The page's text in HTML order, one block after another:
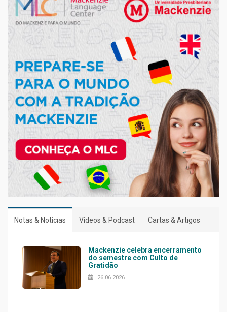
Notas & Notícias Vídeos & Podcast Cartas & Artigos
Mackenzie celebra encerramento
do semestre com Culto de
Gratidão
26.06.2026